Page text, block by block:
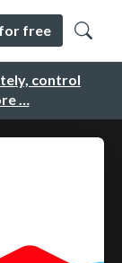
control
…
free